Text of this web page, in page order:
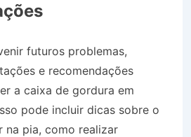
futuros problemas,
e recomendações
a caixa de gordura em
pode incluir dicas sobre o
na pia, como realizar